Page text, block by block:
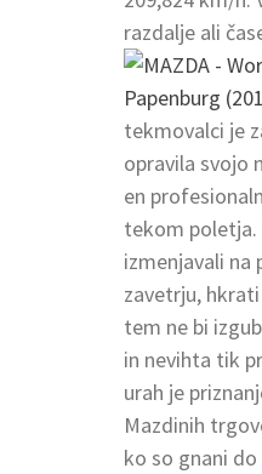
razdalje ali
tekmovalci je
opravila svojo
en
tekom poletja.
izmenjavali na
zavetrju,
tem ne bi
in nevihta tik
urah je
Mazdinih
ko so gnani